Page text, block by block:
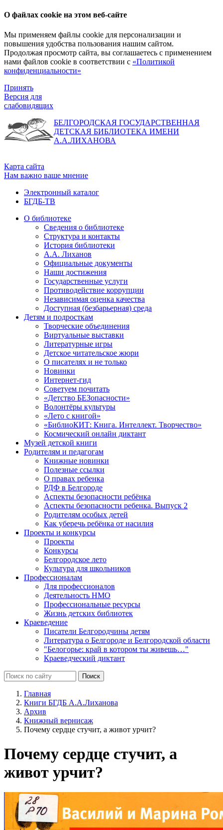
О файлах cookie на этом веб-сайте
Мы применяем файлы cookie для персонализации и
повышения удобства пользования нашим сайтом.
Продолжая просмотр сайта, вы соглашаетесь с применением
нами файлов cookie в соответствии с «Политикой
конфиденциальности»
Принять
Версия для
слабовидящих
БЕЛГОРОДСКАЯ ГОСУДАРСТВЕННАЯ
ДЕТСКАЯ БИБЛИОТЕКА ИМЕНИ
А.А.ЛИХАНОВА
Карта сайта
Нам важно ваше мнение
Электронный каталог
БГДБ-ТВ
О библиотеке
Сведения о библиотеке
Структура и контакты
История библиотеки
А.А. Лиханов
Официальные документы
Наши достижения
Государственные услуги
Противодействие коррупции
Независимая оценка качества
Доступная (безбарьерная) среда
Детям и подросткам
Творческие объединения
Виртуальные выставки
Литературные игры
Детское читательское жюри
О писателях и не только
Новинки
Интернет-гид
Советуем почитать
«Детство БЕЗопасности»
Волонтёры культуры
«Лето с книгой»
«БиблиоКИТ: Книга. Интеллект. Творчество»
Космический онлайн диктант
Музей детской книги
Родителям и педагогам
Книжные новинки
Полезные ссылки
О правах ребенка
РДФ в Белгороде
Аспекты безопасности ребёнка
Аспекты безопасности ребенка. Выпуск 2
Родителям особых детей
Как уберечь ребёнка от насилия
Проекты и конкурсы
Проекты
Конкурсы
Белгородское лето
Культура для школьников
Профессионалам
Для профессионалов
Деятельность НМО
Профессиональные ресурсы
Жизнь детских библиотек
Краеведение
Писатели Белгородчины детям
Литература о Белгороде и Белгородской области
"Белогорье: край в котором ты живешь…"
Краеведческий диктант
Главная
Книги БГДБ А.А.Лиханова
Архив
Книжный вернисаж
Почему сердце стучит, а живот урчит?
Почему сердце стучит, а
живот урчит?